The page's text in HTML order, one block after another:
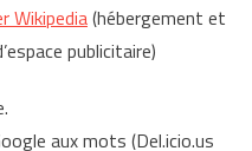
Wikipedia(hébergement et
publicitaire)
aux mots (Del.icio.us